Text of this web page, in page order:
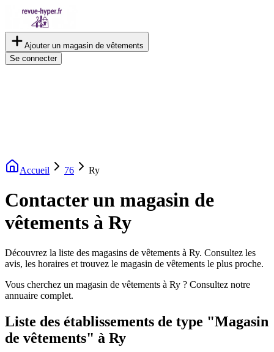
Ajouter un magasin de vêtements
Se connecter
Accueil 76 Ry
Contacter un magasin de
vêtements à Ry
Découvrez la liste des magasins de vêtements à Ry. Consultez les
avis, les horaires et trouvez le magasin de vêtements le plus proche.
Vous cherchez un magasin de vêtements à Ry ? Consultez notre
annuaire complet.
Liste des établissements de type "Magasin
de vêtements" à Ry